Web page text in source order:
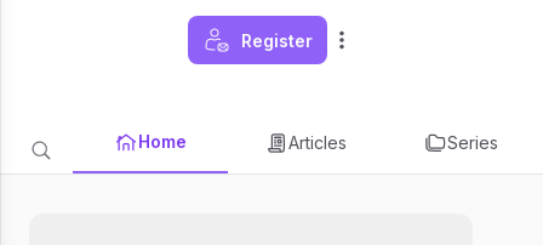
Register
Home Articles Series